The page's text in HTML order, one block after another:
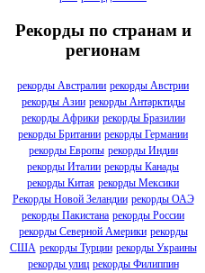
Рекорды по странам и
регионам
рекорды Австралии рекорды Австрии
рекорды Азии рекорды Антарктиды
рекорды Африки рекорды Бразилии
рекорды Британии рекорды Германии
рекорды Европы рекорды Индии
рекорды Италии рекорды Канады
рекорды Китая рекорды Мексики
Рекорды Новой Зеландии рекорды ОАЭ
рекорды Пакистана рекорды России
рекорды Северной Америки рекорды
США рекорды Турции рекорды Украины
рекорды улиц рекорды Филиппин